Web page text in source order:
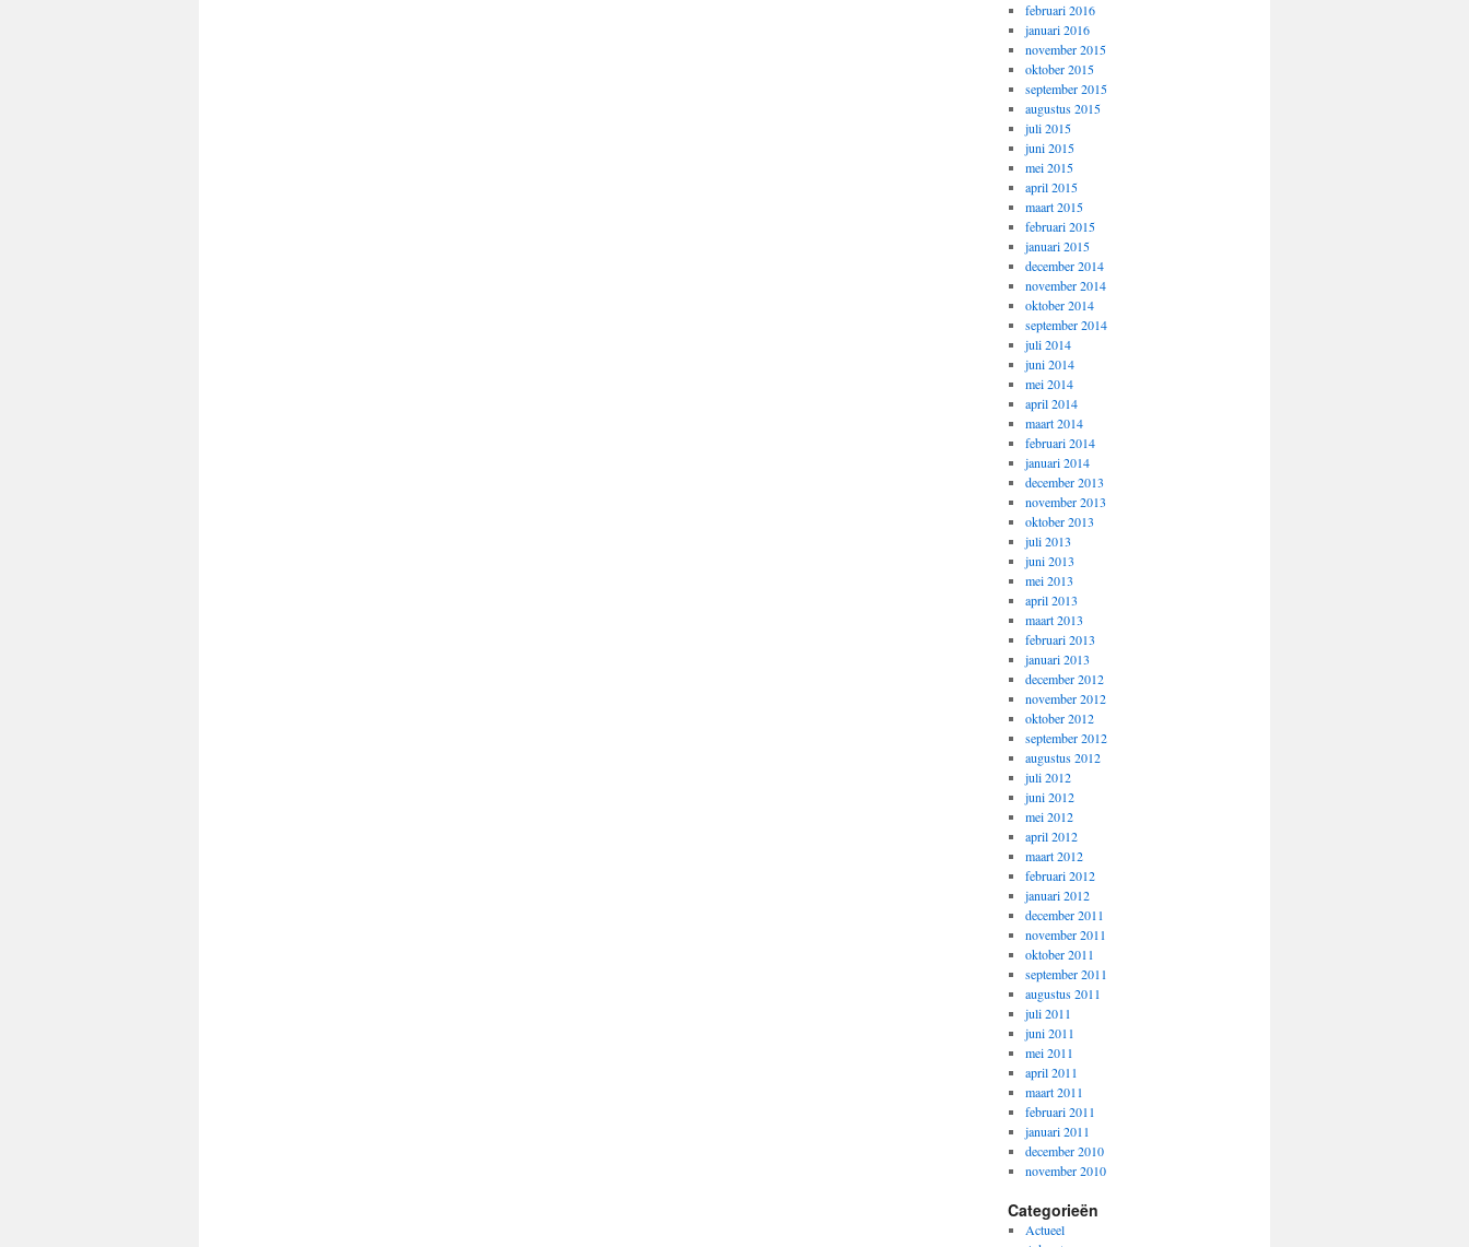
februari 2016
januari 2016
november 2015
oktober 2015
september 2015
augustus 2015
juli 2015
juni 2015
mei 2015
april 2015
maart 2015
februari 2015
januari 2015
december 2014
november 2014
oktober 2014
september 2014
juli 2014
juni 2014
mei 2014
april 2014
maart 2014
februari 2014
januari 2014
december 2013
november 2013
oktober 2013
juli 2013
juni 2013
mei 2013
april 2013
maart 2013
februari 2013
januari 2013
december 2012
november 2012
oktober 2012
september 2012
augustus 2012
juli 2012
juni 2012
mei 2012
april 2012
maart 2012
februari 2012
januari 2012
december 2011
november 2011
oktober 2011
september 2011
augustus 2011
juli 2011
juni 2011
mei 2011
april 2011
maart 2011
februari 2011
januari 2011
december 2010
november 2010
Categorieën
Actueel